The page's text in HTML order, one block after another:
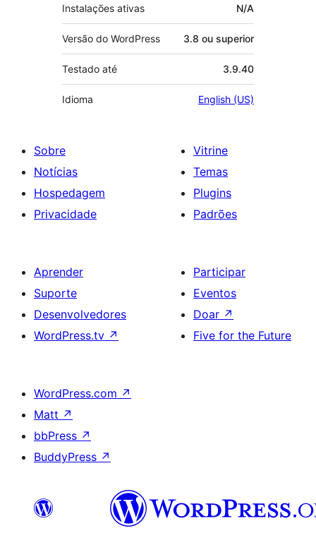
Instalações ativas N/A
Versão do WordPress 3.8 ou superior
Testado até 3.9.40
Idioma English (US)
Sobre
Notícias
Hospedagem
Privacidade
Vitrine
Temas
Plugins
Padrões
Aprender
Suporte
Desenvolvedores
WordPress.tv ↗
Participar
Eventos
Doar ↗
Five for the Future
WordPress.com ↗
Matt ↗
bbPress ↗
BuddyPress ↗